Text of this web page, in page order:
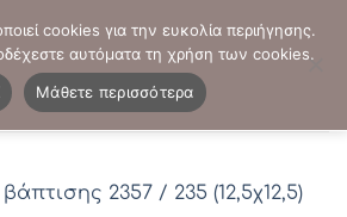
- 2103821941
cookies για την ευκολία περιήγησης.
αυτόματα τη χρήση των cookies.
Μάθετε περισσότερα